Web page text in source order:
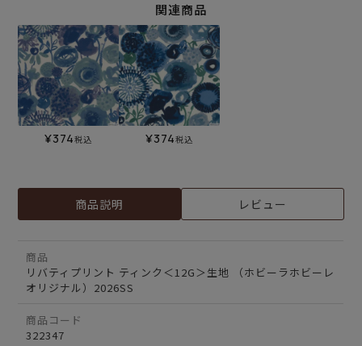
関連商品
¥374税込 ¥374税込
商品説明 レビュー
商品
リバティプリント ティンク＜12G＞生地 （ホビーラホビーレ
オリジナル）2026SS
商品コード
322347